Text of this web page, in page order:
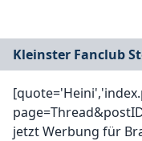
Kleinster Fanclub
jetzt Werbung für